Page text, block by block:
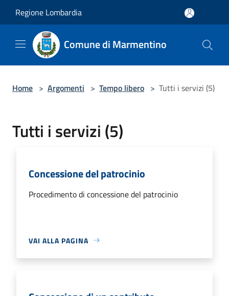
Regione Lombardia
Comune di Marmentino
Home > Argomenti > Tempo libero > Tutti i servizi (5)
Tutti i servizi (5)
Concessione del patrocinio
Procedimento di concessione del patrocinio
VAI ALLA PAGINA